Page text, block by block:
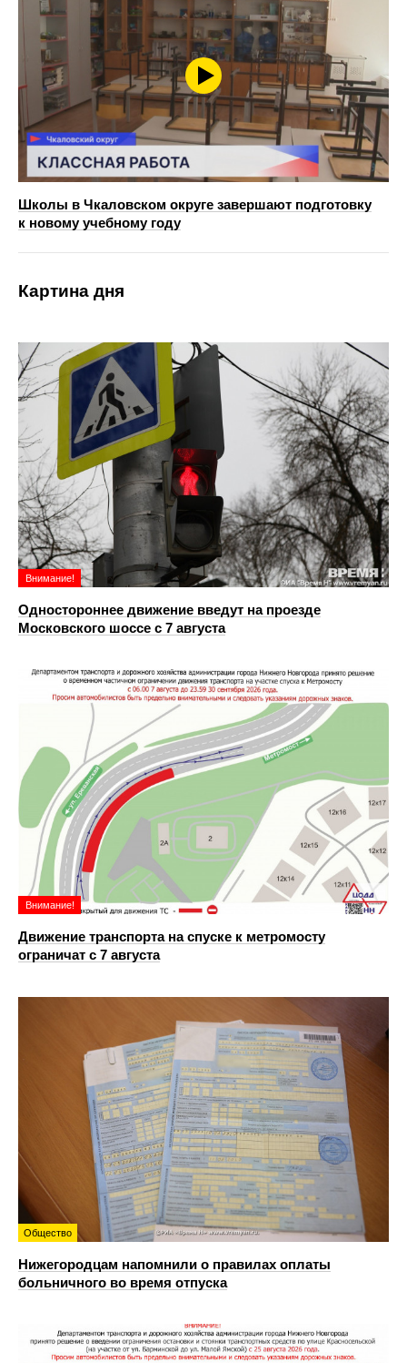
Школы в Чкаловском округе завершают подготовку
к новому учебному году
Картина дня
Внимание!
Одностороннее движение введут на проезде
Московского шоссе с 7 августа
Внимание!
Движение транспорта на спуске к метромосту
ограничат с 7 августа
Общество
Нижегородцам напомнили о правилах оплаты
больничного во время отпуска